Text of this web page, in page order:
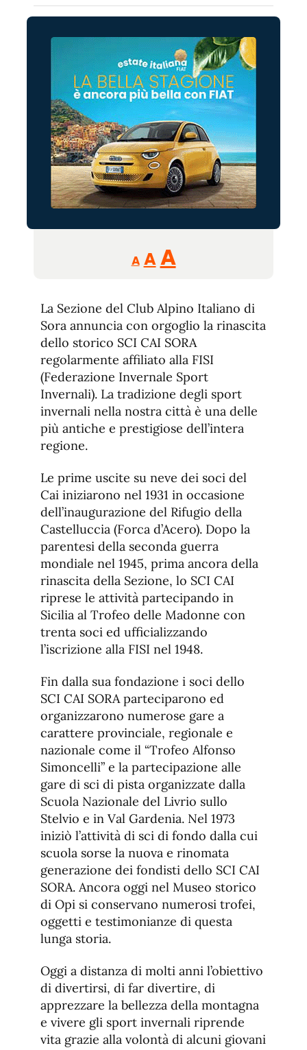
A
Reducir
tamaño
A Restablecer
de
fuente
AAumentar
de
fuente.
La Sezione del Club Alpino Italiano di
Sora annuncia con orgoglio la rinascita
dello storico SCI CAI SORA
regolarmente affiliato alla FISI
(Federazione Invernale Sport
Invernali). La tradizione degli sport
invernali nella nostra città è una delle
più antiche e prestigiose dell’intera
regione.
Le prime uscite su neve dei soci del
Cai iniziarono nel 1931 in occasione
dell’inaugurazione del Rifugio della
Castelluccia (Forca d’Acero). Dopo la
parentesi della seconda guerra
mondiale nel 1945, prima ancora della
rinascita della Sezione, lo SCI CAI
riprese le attività partecipando in
Sicilia al Trofeo delle Madonne con
trenta soci ed ufficializzando
l’iscrizione alla FISI nel 1948.
Fin dalla sua fondazione i soci dello
SCI CAI SORA parteciparono ed
organizzarono numerose gare a
carattere provinciale, regionale e
nazionale come il “Trofeo Alfonso
Simoncelli” e la partecipazione alle
gare di sci di pista organizzate dalla
Scuola Nazionale del Livrio sullo
Stelvio e in Val Gardenia. Nel 1973
iniziò l’attività di sci di fondo dalla cui
scuola sorse la nuova e rinomata
generazione dei fondisti dello SCI CAI
SORA. Ancora oggi nel Museo storico
di Opi si conservano numerosi trofei,
oggetti e testimonianze di questa
lunga storia.
Oggi a distanza di molti anni l’obiettivo
di divertirsi, di far divertire, di
apprezzare la bellezza della montagna
e vivere gli sport invernali riprende
vita grazie alla volontà di alcuni giovani